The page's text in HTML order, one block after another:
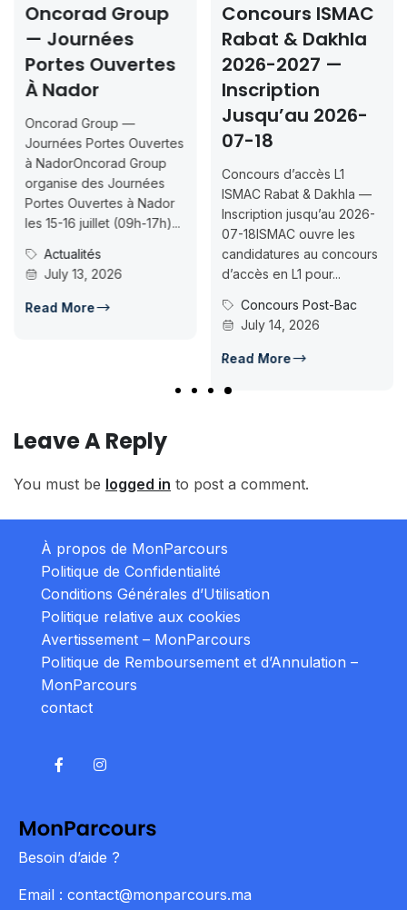
Oncorad Group
— Journées
Portes Ouvertes
À Nador
Oncorad Group —
Journées Portes Ouvertes
à NadorOncorad Group
organise des Journées
Portes Ouvertes à Nador
les 15-16 juillet (09h-17h)...
Actualités
July 13, 2026
Read More
Concours ISMAC
Rabat & Dakhla
2026-2027 —
Inscription
Jusqu’au 2026-
07-18
Concours d’accès L1
ISMAC Rabat & Dakhla —
Inscription jusqu’au 2026-
07-18ISMAC ouvre les
candidatures au concours
d’accès en L1 pour...
Concours Post-Bac
July 14, 2026
Read More
Leave A Reply
You must be logged in to post a comment.
À propos de MonParcours
Politique de Confidentialité
Conditions Générales d’Utilisation
Politique relative aux cookies
Avertissement – MonParcours
Politique de Remboursement et d’Annulation –
MonParcours
contact
Besoin d’aide ?
Email : contact@monparcours.ma